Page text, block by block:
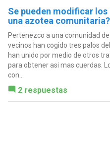
Se pueden modificar
una azotea comunitaria?
Pertenezco a una comunidad
vecinos han cogido tres palos
han unido por medio de otros
para obtener asi mas cuerdas.
con...
2 respuestas